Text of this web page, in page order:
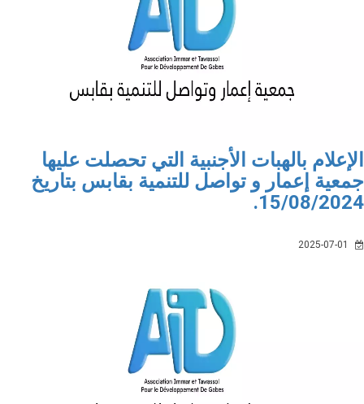
بالهبات الأجنبية التي تحصلت عليها
إعمار و تواصل للتنمية بقابس بتاريخ
15/08/
2025-07-01